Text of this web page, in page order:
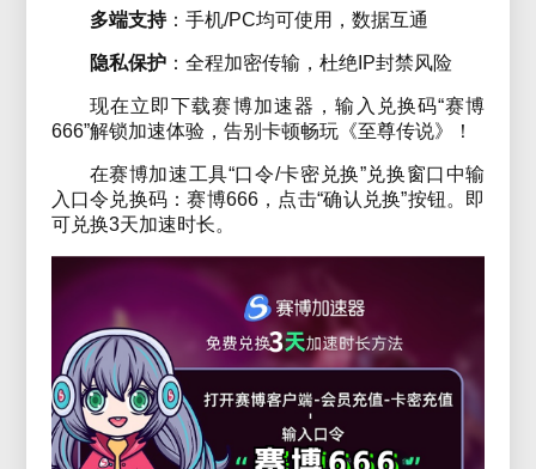
多端支持：手机/PC均可使用，数据互通
隐私保护：全程加密传输，杜绝IP封禁风险
现在立即下载赛博加速器，输入兑换码“赛博
666”解锁加速体验，告别卡顿畅玩《至尊传说》！
在赛博加速工具“口令/卡密兑换”兑换窗口中输
入口令兑换码：赛博666，点击“确认兑换”按钮。即
可兑换3天加速时长。